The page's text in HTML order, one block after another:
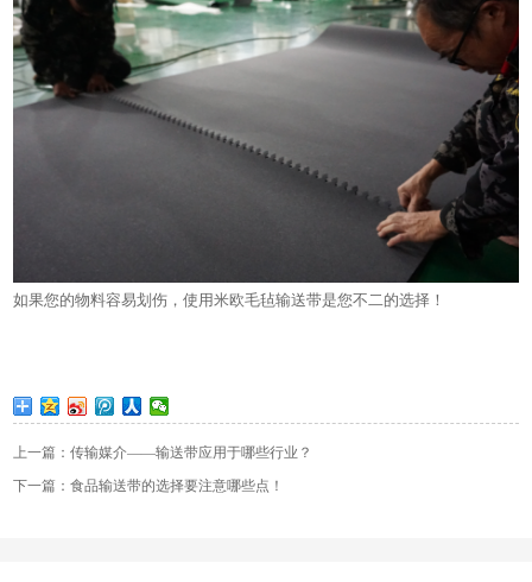
如果您的物料容易划伤，使用米欧毛毡输送带是您不二的选择！
上一篇：传输媒介——输送带应用于哪些行业？
下一篇：食品输送带的选择要注意哪些点！